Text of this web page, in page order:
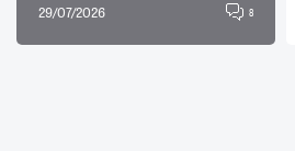
29/07/2026 8